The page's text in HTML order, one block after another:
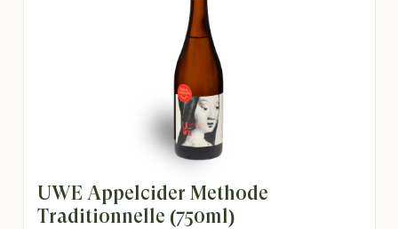
UWE Appelcider Methode
Traditionnelle (750ml)